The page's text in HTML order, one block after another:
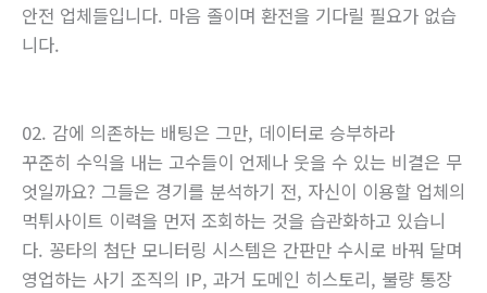
안전 업체들입니다. 마음 졸이며 환전을 기다릴 필요가 없습
니다.
02. 감에 의존하는 배팅은 그만, 데이터로 승부하라
꾸준히 수익을 내는 고수들이 언제나 웃을 수 있는 비결은 무
엇일까요? 그들은 경기를 분석하기 전, 자신이 이용할 업체의
먹튀사이트 이력을 먼저 조회하는 것을 습관화하고 있습니
다. 꽁타의 첨단 모니터링 시스템은 간판만 수시로 바꿔 달며
영업하는 사기 조직의 IP, 과거 도메인 히스토리, 불량 통장